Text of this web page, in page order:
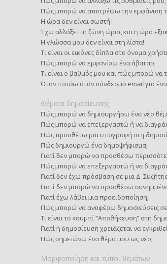
Πώς μπορώ να αποτρέψω την εμφάνιση
Η ώρα δεν είναι σωστή!
Έχω αλλάξει τη ζώνη ώρας και η ώρα
Η γλώσσα μου δεν είναι στη λίστα!
Τι είναι οι εικόνες δίπλα στο όνομα
Πώς μπορώ να εμφανίσω ένα άβαταρ;
Τι είναι ο βαθμός μου και πώς μπορώ να
Όταν πατάω στον σύνδεσμο email για
Θέματα δημοσίευσης
Πώς μπορώ να δημιουργήσω ένα νέο
Πώς μπορώ να επεξεργαστώ ή να
Πώς προσθέτω μια υπογραφή στη
Πώς δημιουργώ ένα δημοψήφισμα;
Γιατί δεν μπορώ να προσθέσω
Πώς μπορώ να επεξεργαστώ ή να
Γιατί δεν έχω πρόσβαση σε μια Δ.
Γιατί δεν μπορώ να προσθέσω
Γιατί έχω λάβει μια προειδοποίηση;
Πώς μπορώ να αναφέρω δημοσιεύσεις σε
Τι είναι το κουμπί “Αποθήκευση” στη
Γιατί η δημοσίευση χρειάζεται να
Πώς σημειώνω ένα θέμα μου ως νέο;
Μορφοποίηση και τύποι θεμάτων